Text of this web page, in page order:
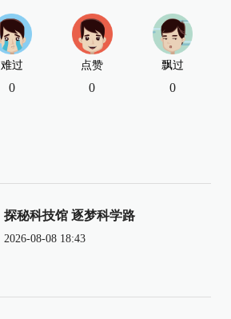
难过
0
点赞
0
飘过
0
探秘科技馆 逐梦科学路
2026-08-08 18:43